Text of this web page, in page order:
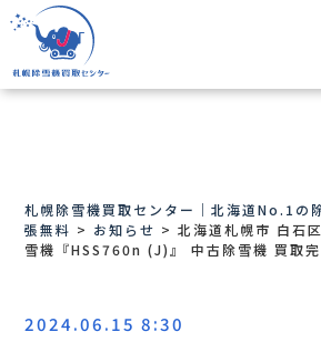
札幌除雪機買取センター｜北海道No.1の
張無料 > お知らせ >北海道札幌市 白石区
雪機『HSS760n (J)』 中古除雪機 買取完
2024.06.15 8:30